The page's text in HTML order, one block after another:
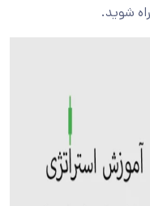
شوید.